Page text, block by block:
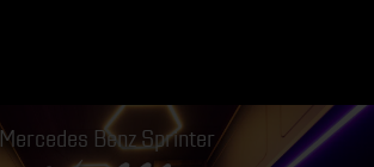
Mercedes Benz Sprinter